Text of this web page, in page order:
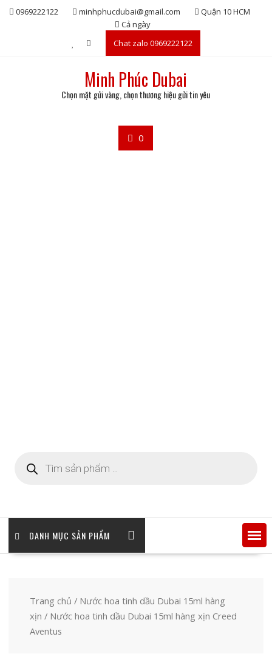
Skip0969222122 minhphucdubai@gmail.com
Quận 10 HCM
Cả ngày
Chat zalo 0969222122
Minh Phúc Dubai
Chọn mặt gửi vàng, chọn thương hiệu gửi tin yêu
0
kiếm
sản
DANH MỤC SẢN PHẨM
Trang chủ / Nước hoa tinh dầu Dubai 15ml hàng
xịn / Nước hoa tinh dầu Dubai 15ml hàng xịn Creed
Aventus